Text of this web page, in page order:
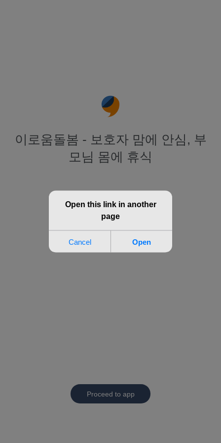
이로움돌봄 - 보호자 맘에 안심, 부
모님 몸에 휴식
Proceed to app